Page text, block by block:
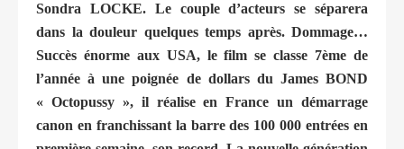
Sondra LOCKE. Le couple d’acteurs se séparera
dans la douleur quelques temps après. Dommage…
Succès énorme aux USA, le film se classe 7ème de
l’année à une poignée de dollars du James BOND
« Octopussy », il réalise en France un démarrage
canon en franchissant la barre des 100 000 entrées en